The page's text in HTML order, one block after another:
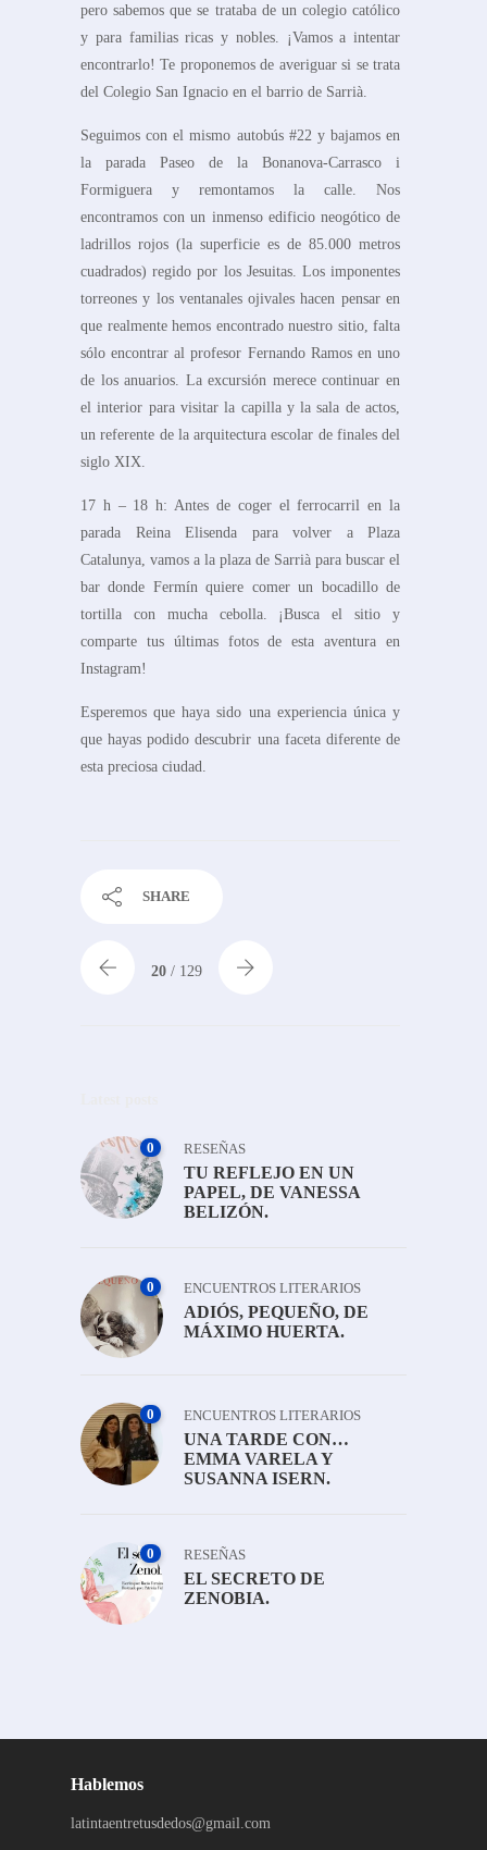
pero sabemos que se trataba de un colegio católico
y para familias ricas y nobles. ¡Vamos a intentar
encontrarlo! Te proponemos de averiguar si se trata
del Colegio San Ignacio en el barrio de Sarrià.
Seguimos con el mismo autobús #22 y bajamos en
la parada Paseo de la Bonanova-Carrasco i
Formiguera y remontamos la calle. Nos
encontramos con un inmenso edificio neogótico de
ladrillos rojos (la superficie es de 85.000 metros
cuadrados) regido por los Jesuitas. Los imponentes
torreones y los ventanales ojivales hacen pensar en
que realmente hemos encontrado nuestro sitio, falta
sólo encontrar al profesor Fernando Ramos en uno
de los anuarios. La excursión merece continuar en
el interior para visitar la capilla y la sala de actos,
un referente de la arquitectura escolar de finales del
siglo XIX.
17 h – 18 h: Antes de coger el ferrocarril en la
parada Reina Elisenda para volver a Plaza
Catalunya, vamos a la plaza de Sarrià para buscar el
bar donde Fermín quiere comer un bocadillo de
tortilla con mucha cebolla. ¡Busca el sitio y
comparte tus últimas fotos de esta aventura en
Instagram!
Esperemos que haya sido una experiencia única y
que hayas podido descubrir una faceta diferente de
esta preciosa ciudad.
SHARE
20 / 129
0 RESEÑAS
TU REFLEJO EN UN
PAPEL, DE VANESSA
BELIZÓN.
0 ENCUENTROS LITERARIOS
ADIÓS, PEQUEÑO, DE
MÁXIMO HUERTA.
0 ENCUENTROS LITERARIOS
UNA TARDE CON…
EMMA VARELA Y
SUSANNA ISERN.
0 RESEÑAS
EL SECRETO DE
ZENOBIA.
Hablemos
latintaentretusdedos@gmail.com